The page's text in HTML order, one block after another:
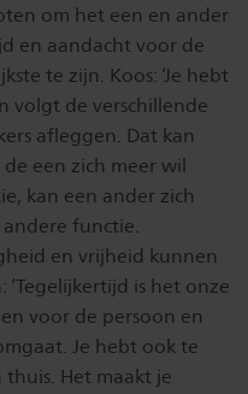
om het een en ander
en aandacht voor de
te zijn. Koos: ‘Je hebt
volgt de verschillende
afleggen. Dat kan
een zich meer wil
kan een ander zich
functie.
en vrijheid kunnen
‘Tegelijkertijd is het onze
voor de persoon en
Je hebt ook te
Het maakt je